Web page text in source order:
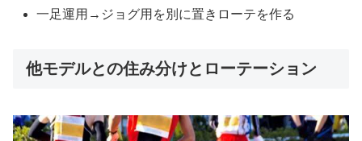
一足運用→ジョグ用を別に置きローテを作る
他モデルとの住み分けとローテーション